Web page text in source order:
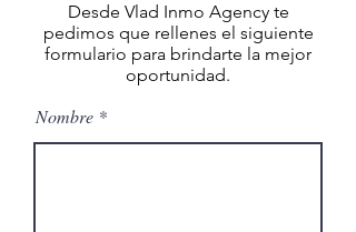
Desde Vlad Inmo Agency te
pedimos que rellenes el siguiente
formulario para brindarte la mejor
oportunidad.
Nombre